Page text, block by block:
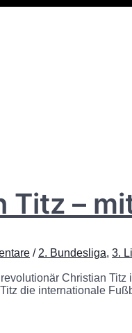
Titz –
/ 2. Bundesliga, 3.
Christian
die internationale